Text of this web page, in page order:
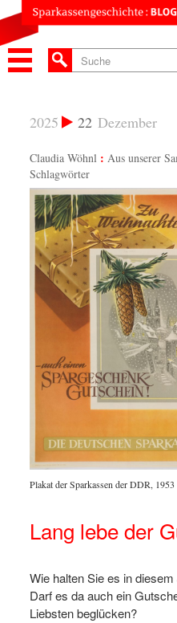
22 Dezember
2025
Claudia Wöhnl Aus unserer
Schlagwörter
Plakat der Sparkassen der DDR, 1953
Lang lebe der
Wie halten Sie es in
Darf es da auch ein
Liebsten beglücken?